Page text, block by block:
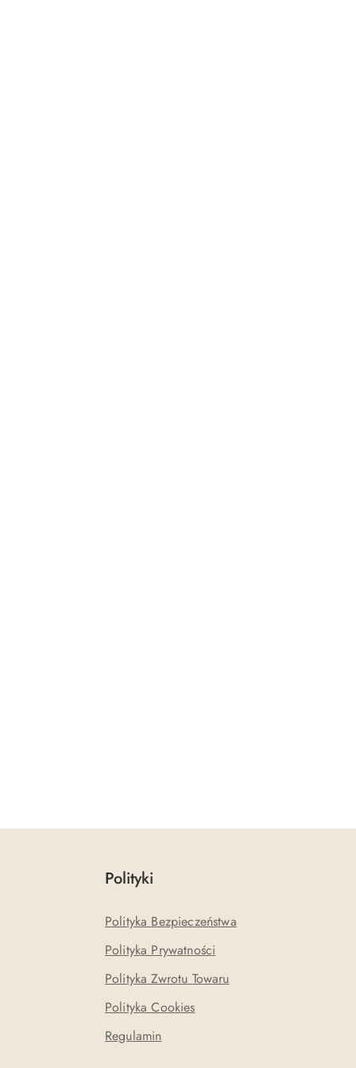
Polityki
Polityka Bezpieczeństwa
Polityka Prywatności
Polityka Zwrotu Towaru
Polityka Cookies
Regulamin